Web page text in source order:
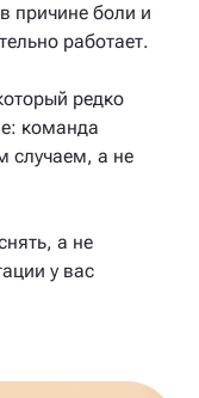
причине боли и
работает.
редко
команда
случаем, а не
а не
у вас